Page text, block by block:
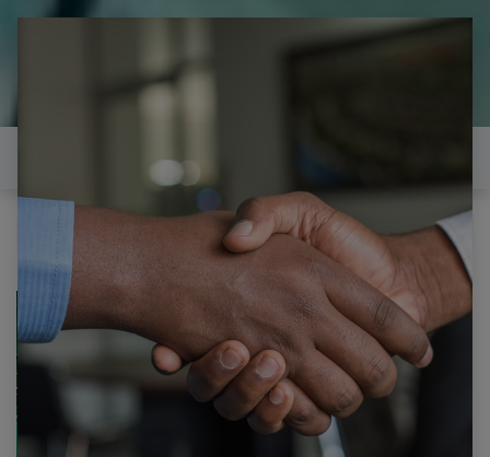
il est temps de
réparer...Electronique 66 est
heureux de vous aider